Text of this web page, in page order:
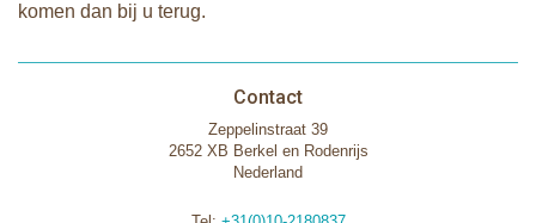
komen dan bij u terug.
Contact
Zeppelinstraat 39
2652 XB Berkel en Rodenrijs
Nederland